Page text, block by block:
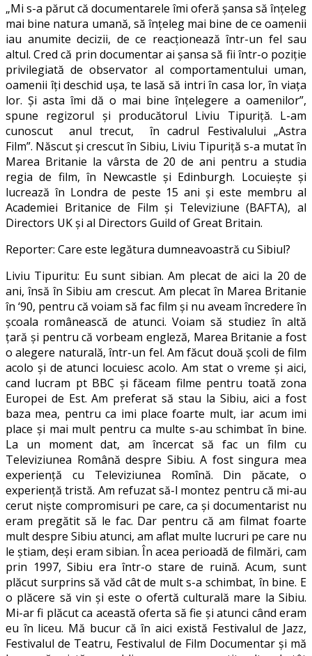
„Mi s-a părut că documentarele îmi oferă șansa să înţeleg
mai bine natura umană, să înțeleg mai bine de ce oamenii
iau anumite decizii, de ce reacționează într-un fel sau
altul. Cred că prin documentar ai șansa să fii într-o poziție
privilegiată de observator al comportamentului uman,
oamenii îți deschid ușa, te lasă să intri în casa lor, în viața
lor. Și asta îmi dă o mai bine înțelegere a oamenilor”,
spune regizorul și producătorul Liviu Tipuriță. L-am
cunoscut anul trecut, în cadrul Festivalului „Astra
Film”. Născut și crescut în Sibiu, Liviu Tipuriță s-a mutat în
Marea Britanie la vârsta de 20 de ani pentru a studia
regia de film, în Newcastle și Edinburgh. Locuiește și
lucrează în Londra de peste 15 ani și este membru al
Academiei Britanice de Film și Televiziune (BAFTA), al
Directors UK și al Directors Guild of Great Britain.
Reporter: Care este legătura dumneavoastră cu Sibiul?
Liviu Tipuritu: Eu sunt sibian. Am plecat de aici la 20 de
ani, însă în Sibiu am crescut. Am plecat în Marea Britanie
în ‘90, pentru că voiam să fac film și nu aveam încredere în
școala românească de atunci. Voiam să studiez în altă
țară și pentru că vorbeam engleză, Marea Britanie a fost
o alegere naturală, într-un fel. Am făcut două școli de film
acolo și de atunci locuiesc acolo. Am stat o vreme și aici,
cand lucram pt BBC și făceam filme pentru toată zona
Europei de Est. Am preferat să stau la Sibiu, aici a fost
baza mea, pentru ca imi place foarte mult, iar acum imi
place și mai mult pentru ca multe s-au schimbat în bine.
La un moment dat, am încercat să fac un film cu
Televiziunea Română despre Sibiu. A fost singura mea
experiență cu Televiziunea Romînă. Din păcate, o
experienţă tristă. Am refuzat să-l montez pentru că mi-au
cerut nişte compromisuri pe care, ca şi documentarist nu
eram pregătit să le fac. Dar pentru că am filmat foarte
mult despre Sibiu atunci, am aflat multe lucruri pe care nu
le știam, deși eram sibian. În acea perioadă de filmări, cam
prin 1997, Sibiu era într-o stare de ruină. Acum, sunt
plăcut surprins să văd cât de mult s-a schimbat, în bine. E
o plăcere să vin şi este o ofertă culturală mare la Sibiu.
Mi-ar fi plăcut ca această oferta să fie şi atunci când eram
eu în liceu. Mă bucur că în aici există Festivalul de Jazz,
Festivalul de Teatru, Festivalul de Film Documentar şi mă